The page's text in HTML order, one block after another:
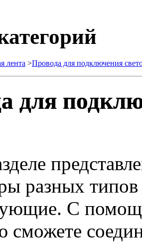
лента >Провода для подключения
для
разных
С
сможете